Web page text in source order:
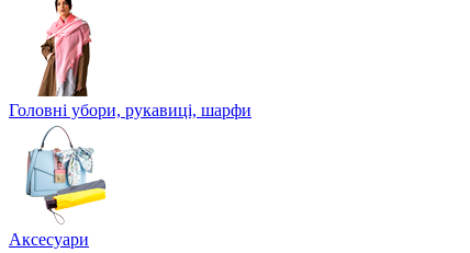
Головні убори, рукавиці, шарфи
Аксесуари